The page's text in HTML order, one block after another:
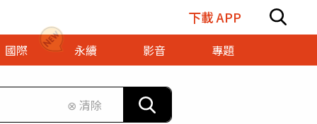
下載 APP
國際 永續 影音
專題
⊗ 清除